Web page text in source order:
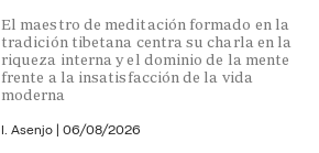
El maestro de meditación formado en la
tradición tibetana centra su charla en la
riqueza interna y el dominio de la mente
frente a la insatisfacción de la vida
moderna
I. Asenjo | 06/08/2026